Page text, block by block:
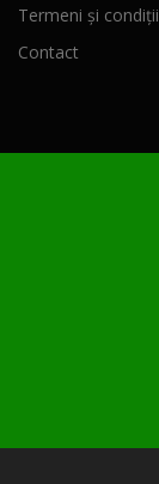
Termeni și condiții
Contact